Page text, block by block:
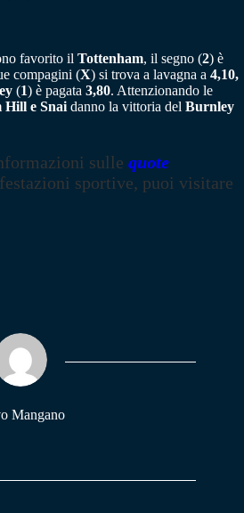
favorito il Tottenham, il segno (2) è
compagini (X) si trova a lavagna a 4,10,
(1) è pagata 3,80. Attenzionando le
Hill e Snai danno la vittoria del Burnley
sulle quote
sportive, puoi visitare
Mangano